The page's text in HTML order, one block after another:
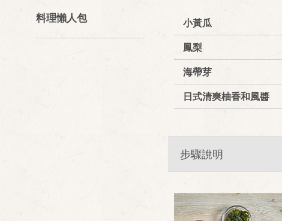
料理懶人包 小黃瓜
鳳梨
海帶芽
日式清爽柚香和風醬
步驟說明